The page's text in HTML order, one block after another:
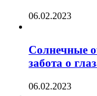
06.02.2023
Солнечные
забота о
06.02.2023